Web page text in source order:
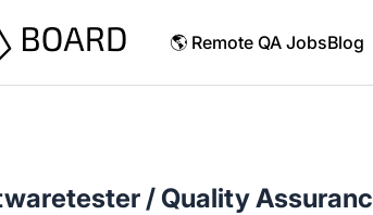
🌎 Remote QA JobsBlog
/ Quality